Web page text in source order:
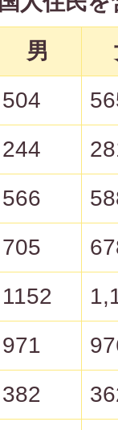
男
504
244
566
705
1152
971
382